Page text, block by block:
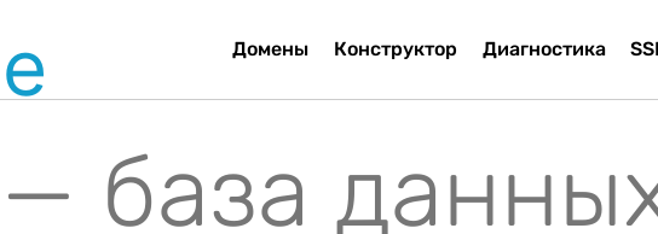
Домены Конструктор Диагностика
база